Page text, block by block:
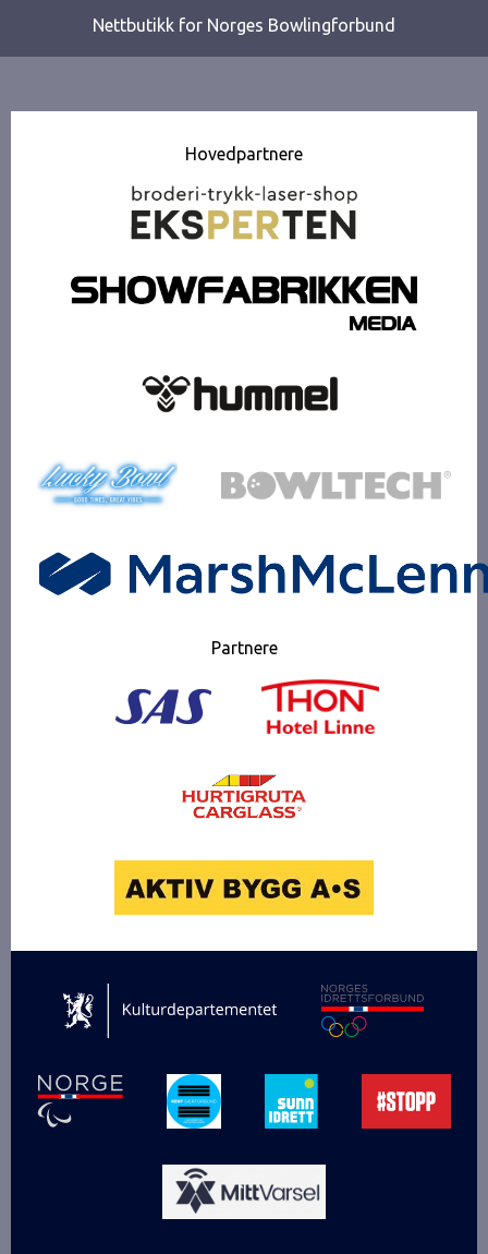
Nettbutikk for Norges Bowlingforbund
Hovedpartnere
Partnere